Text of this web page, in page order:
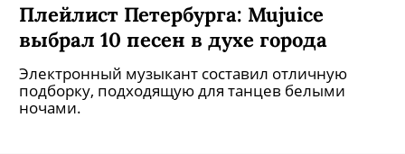
Плейлист Петербурга: Mujuice
выбрал 10 песен в духе города
Электронный музыкант составил отличную
подборку, подходящую для танцев белыми
ночами.